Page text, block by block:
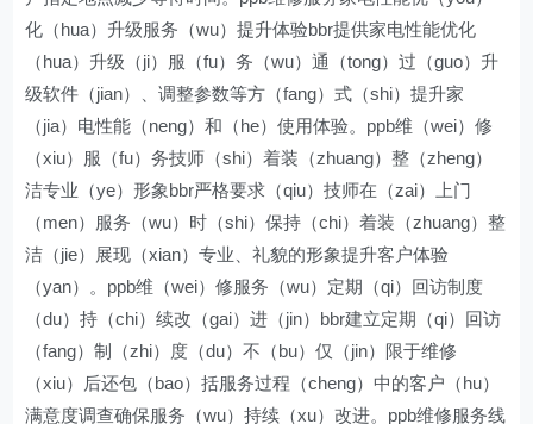
化（hua）升级服务（wu）提升体验bbr提供家电性能优化
（hua）升级（ji）服（fu）务（wu）通（tong）过（guo）升
级软件（jian）、调整参数等方（fang）式（shi）提升家
（jia）电性能（neng）和（he）使用体验。ppb维（wei）修
（xiu）服（fu）务技师（shi）着装（zhuang）整（zheng）
洁专业（ye）形象bbr严格要求（qiu）技师在（zai）上门
（men）服务（wu）时（shi）保持（chi）着装（zhuang）整
洁（jie）展现（xian）专业、礼貌的形象提升客户体验
（yan）。ppb维（wei）修服务（wu）定期（qi）回访制度
（du）持（chi）续改（gai）进（jin）bbr建立定期（qi）回访
（fang）制（zhi）度（du）不（bu）仅（jin）限于维修
（xiu）后还包（bao）括服务过程（cheng）中的客户（hu）
满意度调查确保服务（wu）持续（xu）改进。ppb维修服务线